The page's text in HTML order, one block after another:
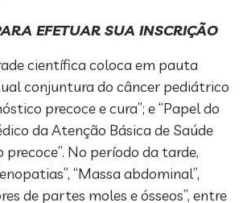
EFETUAR SUA INSCRIÇÃO
científica coloca em pauta
conjuntura do câncer pediátrico
precoce e cura”; e “Papel do
da Atenção Básica de Saúde
No período da tarde,
“Massa abdominal”,
de partes moles e ósseos”, entre